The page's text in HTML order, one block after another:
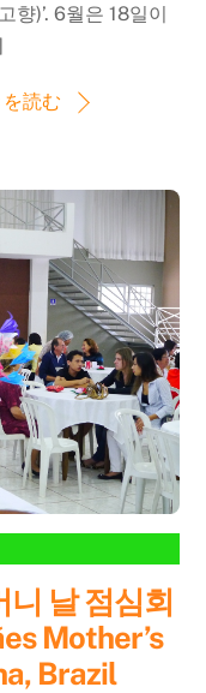
향)’. 6월은 18일이
読む
날 점심회
Mother’s
Brazil